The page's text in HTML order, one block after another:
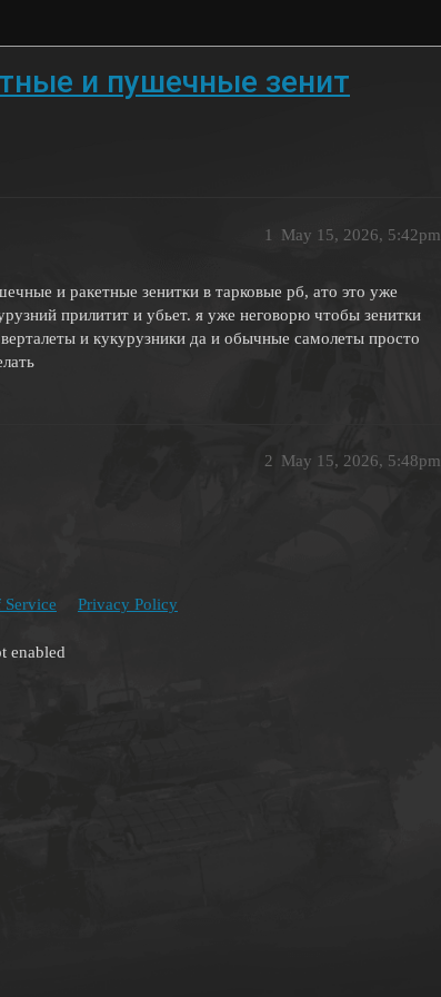
и пушечные зенит
May 15, 2026, 5:42pm
1
и ракетные зенитки в тарковые рб, ато это уже
прилитит и убьет. я уже неговорю чтобы зенитки
и кукурузники да и обычные самолеты просто
May 15, 2026, 5:48pm
2
Service Privacy Policy
enabled